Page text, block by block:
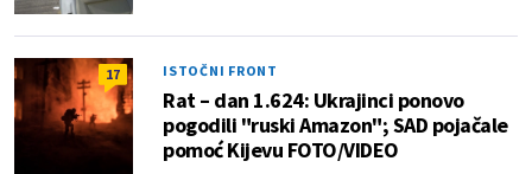
17 ISTOČNI FRONT
Rat – dan 1.624: Ukrajinci ponovo
pogodili "ruski Amazon"; SAD pojačale
pomoć Kijevu FOTO/VIDEO